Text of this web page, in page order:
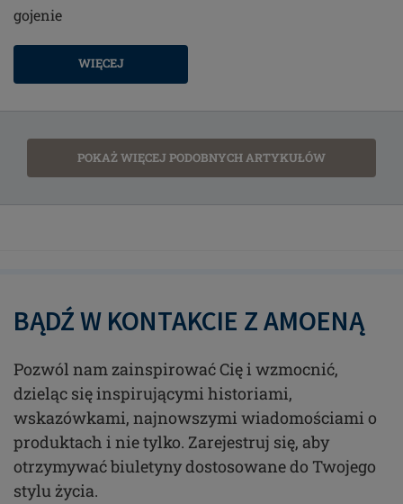
gojenie
WIĘCEJ
POKAŻ WIĘCEJ PODOBNYCH ARTYKUŁÓW
BĄDŹ W KONTAKCIE Z AMOENĄ
Pozwól nam zainspirować Cię i wzmocnić,
dzieląc się inspirującymi historiami,
wskazówkami, najnowszymi wiadomościami o
produktach i nie tylko. Zarejestruj się, aby
otrzymywać biuletyny dostosowane do Twojego
stylu życia.